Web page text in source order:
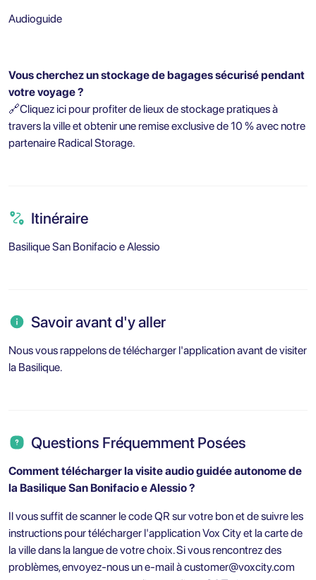
Audioguide
Vous cherchez un stockage de bagages sécurisé pendant
votre voyage ?
🔗Cliquez ici pour profiter de lieux de stockage pratiques à
travers la ville et obtenir une remise exclusive de 10 % avec notre
partenaire Radical Storage.
Itinéraire
Basilique San Bonifacio e Alessio
Savoir avant d'y aller
Nous vous rappelons de télécharger l'application avant de visiter
la Basilique.
Questions Fréquemment Posées
Comment télécharger la visite audio guidée autonome de
la Basilique San Bonifacio e Alessio ?
Il vous suffit de scanner le code QR sur votre bon et de suivre les
instructions pour télécharger l'application Vox City et la carte de
la ville dans la langue de votre choix. Si vous rencontrez des
problèmes, envoyez-nous un e-mail àcustomer@voxcity.com